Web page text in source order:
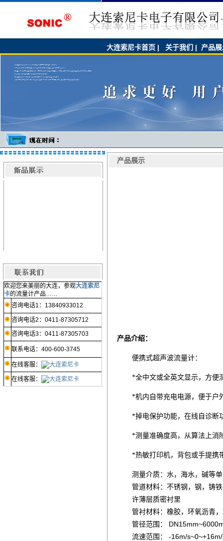
大连索尼卡首页| 关于我们 | 产品
欢迎您来美丽的大连，参观大连索尼
卡的流量计产品……
咨询电话1：13840933012
咨询电话2：0411-87305712
咨询电话3：0411-87305703
联系电话：400-600-3745
在线客服：
在线客服：
产品展示
产品介绍：
便携式超声波流量计：
*全中文或全英文显示，方便
*机内自带充电电源，便于户
*掉电保护功能，在线自诊断
*测量准确度高，从算法上消
*热敏打印机，背包或手提携
测量介质：水，海水，碱等
管道材料：不锈钢，钢，铸
许薄层质密衬里
管衬材料：橡胶，环氧沥青
管径范围：
流速范围： -16m/